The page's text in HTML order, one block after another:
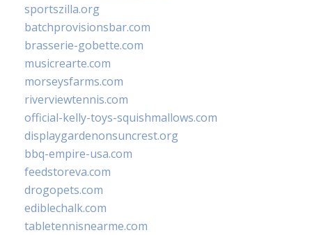
sportszilla.org
batchprovisionsbar.com
brasserie-gobette.com
musicrearte.com
morseysfarms.com
riverviewtennis.com
official-kelly-toys-squishmallows.com
displaygardenonsuncrest.org
bbq-empire-usa.com
feedstoreva.com
drogopets.com
ediblechalk.com
tabletennisnearme.com